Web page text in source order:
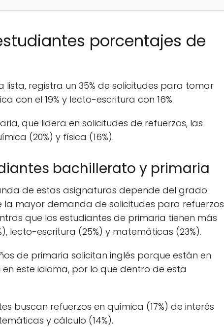
porcentajes de
registra un 35% de solicitudes para tomar
con el 19% y lecto-escritura con 16%.
que lidera en solicitudes de refuerzos, las
(20%) y física (16%).
bachillerato y primaria
de estas asignaturas depende del grado
la mayor demanda de solicitudes para refuerzos
que los estudiantes de primaria tienen más
lecto-escritura (25%) y matemáticas (23%).
de primaria solicitan inglés porque están en
este idioma, por lo que dentro de esta
buscan refuerzos en química (17%) de interés
y cálculo (14%).